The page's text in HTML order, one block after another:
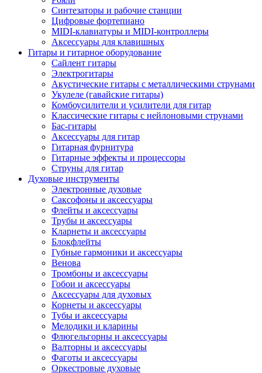
Синтезаторы и рабочие станции
Цифровые фортепиано
MIDI-клавиатуры и MIDI-контроллеры
Аксессуары для клавишных
Гитары и гитарное оборудование
Сайлент гитары
Электрогитары
Акустические гитары с металлическими струнами
Укулеле (гавайские гитары)
Комбоусилители и усилители для гитар
Классические гитары с нейлоновыми струнами
Бас-гитары
Аксессуары для гитар
Гитарная фурнитура
Гитарные эффекты и процессоры
Струны для гитар
Духовые инструменты
Электронные духовые
Саксофоны и аксессуары
Флейты и аксессуары
Трубы и аксессуары
Кларнеты и аксессуары
Блокфлейты
Губные гармоники и аксессуары
Венова
Тромбоны и аксессуары
Гобои и аксессуары
Аксессуары для духовых
Корнеты и аксессуары
Тубы и аксессуары
Мелодики и кларины
Флюгельгорны и аксессуары
Валторны и аксессуары
Фаготы и аксессуары
Оркестровые духовые